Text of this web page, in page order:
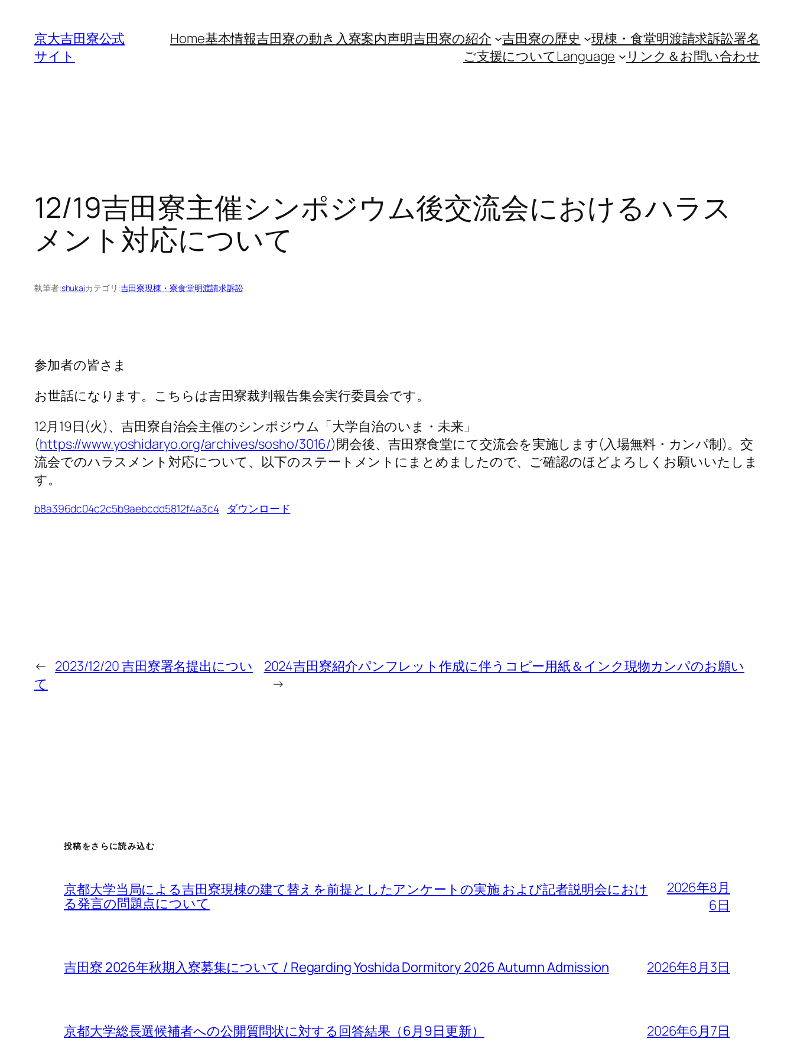
京大吉田寮公式
サイト
Home基本情報吉田寮の動き 入寮案内声明吉田寮の紹介 吉田寮の歴史 現棟・食堂明渡請求訴訟署名
ご支援についてLanguage リンク＆お問い合わせ
12/19吉田寮主催シンポジウム後交流会におけるハラス
メント対応について
執筆者:shukaiカテゴリ:吉田寮現棟・寮食堂明渡請求訴訟
参加者の皆さま
お世話になります。こちらは吉田寮裁判報告集会実行委員会です。
12月19日(火)、吉田寮自治会主催のシンポジウム「大学自治のいま・未来」
(https://www.yoshidaryo.org/archives/sosho/3016/)閉会後、吉田寮食堂にて交流会を実施します(入場無料・カンパ制)。交
流会でのハラスメント対応について、以下のステートメントにまとめましたので、ご確認のほどよろしくお願いいたしま
す。
b8a396dc04c2c5b9aebcdd5812f4a3c4 ダウンロード
← 2023/12/20 吉田寮署名提出につい
て
2024吉田寮紹介パンフレット作成に伴うコピー用紙＆インク現物カンパのお願い
→
投稿をさらに読み込む
京都大学当局による吉田寮現棟の建て替えを前提としたアンケートの実施 および記者説明会におけ
る発言の問題点について
2026年8月
6日
吉田寮 2026年秋期入寮募集について / Regarding Yoshida Dormitory 2026 Autumn Admission 2026年8月3日
京都大学総長選候補者への公開質問状に対する回答結果（6月9日更新） 2026年6月7日